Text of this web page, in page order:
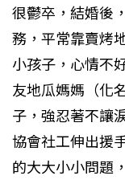
很鬱卒，結婚後
務，平常靠賣烤
小孩子，心情不
友地瓜媽媽（化
子，強忍著不讓
協會社工伸出援
的大大小小問題